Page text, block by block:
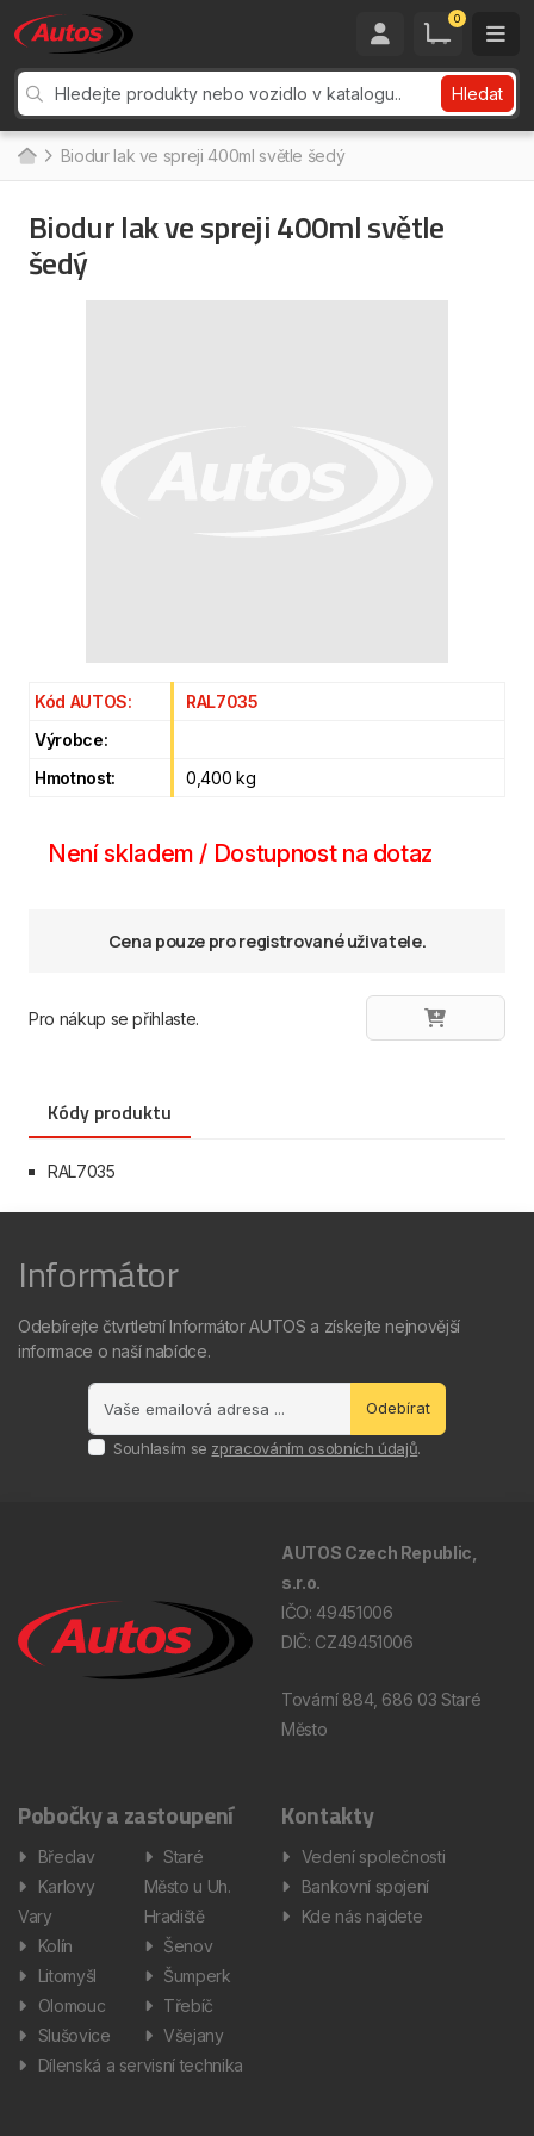
0
Hledat
Biodur lak ve spreji 400ml světle šedý
Biodur lak ve spreji 400ml světle
šedý
Kód AUTOS:
RAL7035
Výrobce:
Hmotnost:
0,400 kg
Není skladem / Dostupnost na dotaz
Cena pouze pro registrované uživatele.
Pro nákup se přihlaste.
Kódy produktu
RAL7035
Informátor
Odebírejte čtvrtletní Informátor AUTOS a získejte nejnovější
informace o naší nabídce.
Odebírat
Souhlasím se zpracováním osobních údajů.
AUTOS Czech Republic,
s.r.o.
IČO: 49451006
DIČ: CZ49451006
Tovární 884, 686 03 Staré
Město
Pobočky a zastoupení
Břeclav
Karlovy
Vary
Kolín
Litomyšl
Olomouc
Slušovice
Staré
Město u Uh.
Hradiště
Šenov
Šumperk
Třebíč
Všejany
Dílenská a servisní technika
Kontakty
Vedení společnosti
Bankovní spojení
Kde nás najdete